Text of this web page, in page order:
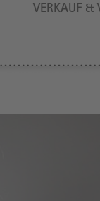
VERKAUF &